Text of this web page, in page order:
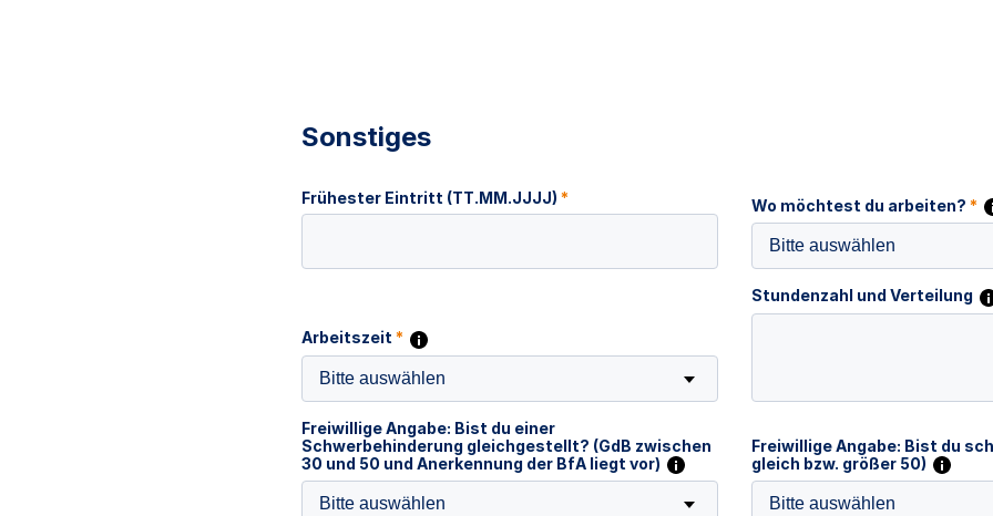
Sonstiges
Frühester Eintritt (TT.MM.JJJJ) * Wo möchtest du arbeiten? *
Bitte auswählen
Arbeitszeit *
Bitte auswählen
Stundenzahl und Verteilung
Freiwillige Angabe: Bist du einer
Schwerbehinderung gleichgestellt? (GdB zwischen
30 und 50 und Anerkennung der BfA liegt vor)
Bitte auswählen
Freiwillige Angabe: Bist du
gleich bzw. größer 50)
Bitte auswählen